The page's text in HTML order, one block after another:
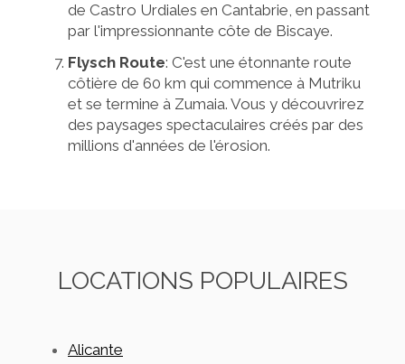
de Castro Urdiales en Cantabrie, en passant
par l'impressionnante côte de Biscaye.
Flysch Route: C'est une étonnante route
côtière de 60 km qui commence à Mutriku
et se termine à Zumaia. Vous y découvrirez
des paysages spectaculaires créés par des
millions d'années de l'érosion.
LOCATIONS POPULAIRES
Alicante